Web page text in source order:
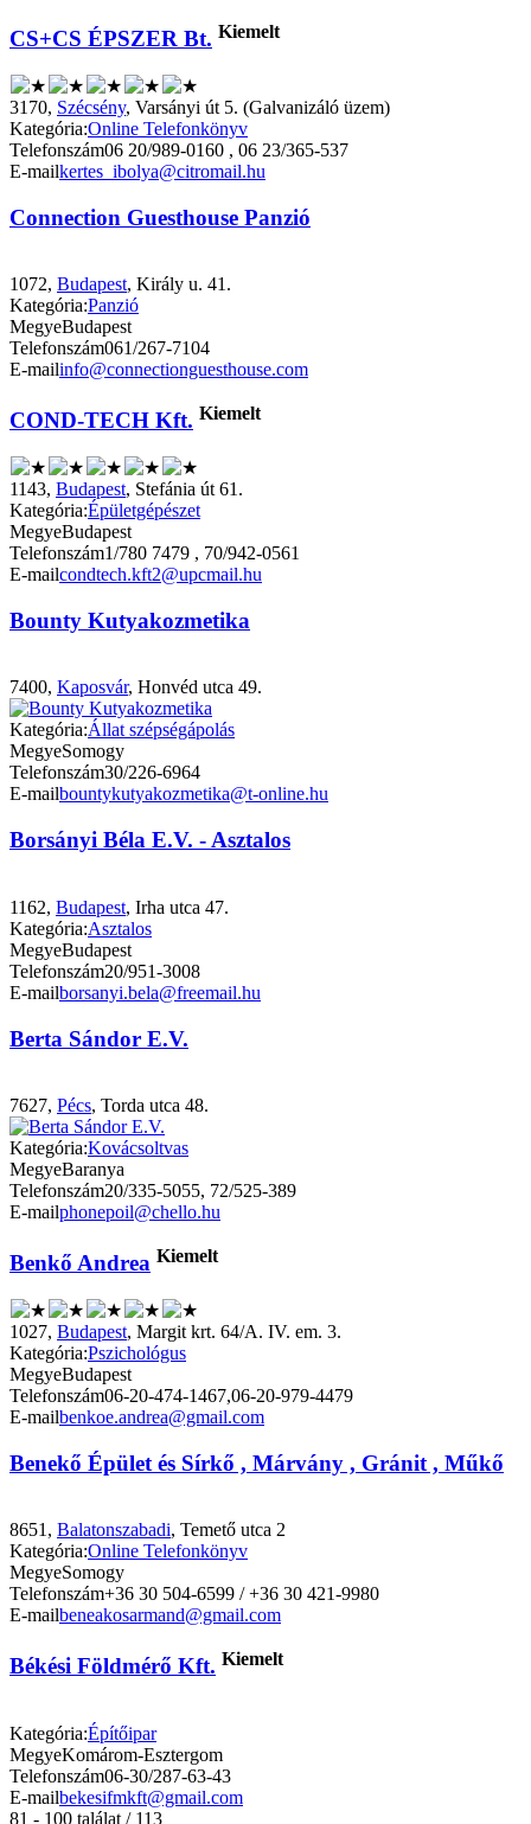
CS+CS ÉPSZER Bt. Kiemelt
3170, Szécsény, Varsányi út 5. (Galvanizáló üzem)
Kategória:Online Telefonkönyv
Telefonszám06 20/989-0160 , 06 23/365-537
E-mailkertes_ibolya@citromail.hu
Connection Guesthouse Panzió
1072, Budapest, Király u. 41.
Kategória:Panzió
MegyeBudapest
Telefonszám061/267-7104
E-mailinfo@connectionguesthouse.com
COND-TECH Kft. Kiemelt
1143, Budapest, Stefánia út 61.
Kategória:Épületgépészet
MegyeBudapest
Telefonszám1/780 7479 , 70/942-0561
E-mailcondtech.kft2@upcmail.hu
Bounty Kutyakozmetika
7400, Kaposvár, Honvéd utca 49.
Kategória:Állat szépségápolás
MegyeSomogy
Telefonszám30/226-6964
E-mailbountykutyakozmetika@t-online.hu
Borsányi Béla E.V. - Asztalos
1162, Budapest, Irha utca 47.
Kategória:Asztalos
MegyeBudapest
Telefonszám20/951-3008
E-mailborsanyi.bela@freemail.hu
Berta Sándor E.V.
7627, Pécs, Torda utca 48.
Kategória:Kovácsoltvas
MegyeBaranya
Telefonszám20/335-5055, 72/525-389
E-mailphonepoil@chello.hu
Benkő Andrea Kiemelt
1027, Budapest, Margit krt. 64/A. IV. em. 3.
Kategória:Pszichológus
MegyeBudapest
Telefonszám06-20-474-1467,06-20-979-4479
E-mailbenkoe.andrea@gmail.com
Benekő Épület és Sírkő , Márvány , Gránit , Műkő
8651, Balatonszabadi, Temető utca 2
Kategória:Online Telefonkönyv
MegyeSomogy
Telefonszám+36 30 504-6599 / +36 30 421-9980
E-mailbeneakosarmand@gmail.com
Békési Földmérő Kft. Kiemelt
Kategória:Építőipar
MegyeKomárom-Esztergom
Telefonszám06-30/287-63-43
E-mailbekesifmkft@gmail.com
81 - 100 találat / 113